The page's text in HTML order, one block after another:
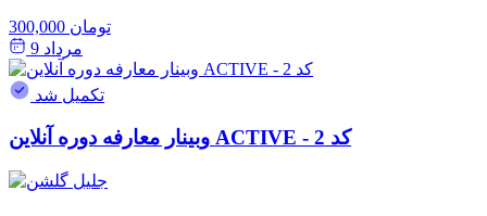
300,000 تومان
مرداد 9
تکمیل شد
وبینار معارفه دوره آنلاین ACTIVE - کد 2